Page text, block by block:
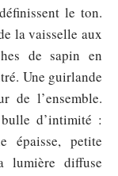
le ton.
la vaisselle aux
de sapin en
Une guirlande
de l’ensemble.
d’intimité :
épaisse, petite
lumière diffuse